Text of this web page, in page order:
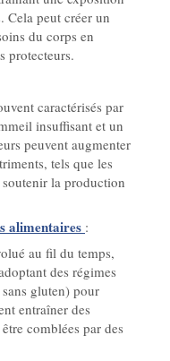
Cela peut créer un
du corps en
protecteurs.
caractérisés par
insuffisant et un
peuvent augmenter
tels que les
la production
alimentaires :
au fil du temps,
des régimes
gluten) pour
entraîner des
comblées par des